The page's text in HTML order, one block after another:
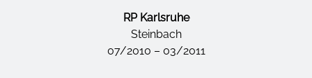
RP Karlsruhe
Steinbach
07/2010 – 03/2011